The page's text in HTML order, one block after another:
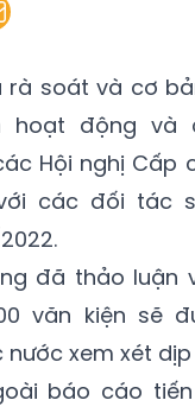
rà soát và cơ
hoạt động và
Hội nghị Cấp
với các đối tác
đã thảo luận
văn kiện sẽ
nước xem xét dịp
báo cáo